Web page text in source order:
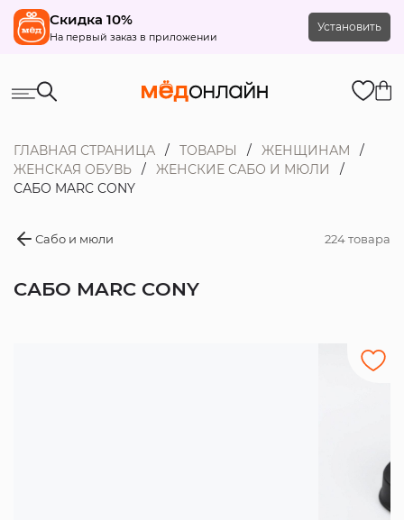
Скидка 10%
На первый заказ в приложении
Установить
ГЛАВНАЯ СТРАНИЦА ТОВАРЫ
ЖЕНЩИНАМ
ЖЕНСКАЯ ОБУВЬ
ЖЕНСКИЕ САБО И МЮЛИ
САБО MARC CONY
Сабо и мюли 224 товара
САБО MARC CONY